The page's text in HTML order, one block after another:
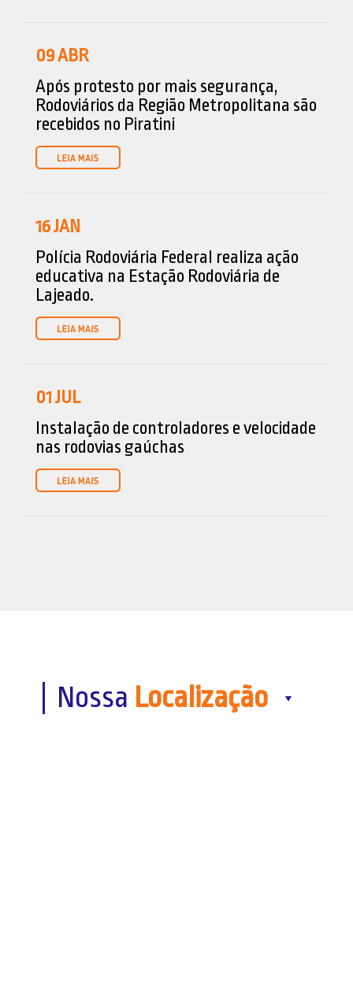
09ABR
Após protesto por mais segurança,
Rodoviários da Região Metropolitana são
recebidos no Piratini
16JAN
Polícia Rodoviária Federal realiza ação
educativa na Estação Rodoviária de
Lajeado.
01JUL
Instalação de controladores e velocidade
nas rodovias gaúchas
Nossa Localização